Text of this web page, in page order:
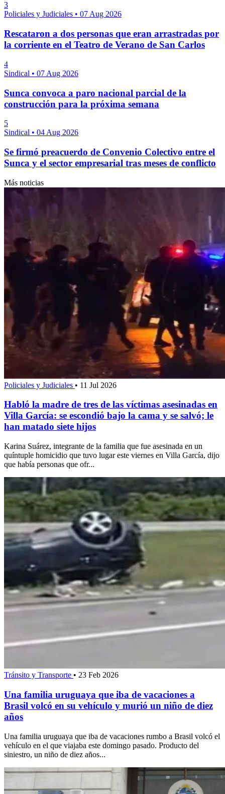
3
Policiales y Judiciales • 07 Aug 2026
Rescataron a dos personas que eran arrastradas por
la corriente en el Teatro de Verano de San Carlos
4
Sindical • 07 Aug 2026
Sunca convoca a paro nacional parcial de la
construcción para la próxima semana
5
Sindical • 04 Aug 2026
Se firmó preacuerdo de Convenio Colectivo entre el
Sunca y el sector empresarial tras meses de conflicto
Más noticias
Policiales y Judiciales • 11 Jul 2026
Habló la madre de tres de las víctimas asesinadas en
Villa García: se escondió bajo la cama y se salvó; le
han matado siete hijos
Karina Suárez, integrante de la familia que fue asesinada en un
quíntuple homicidio que tuvo lugar este viernes en Villa García, dijo
que había personas que ofr...
Tránsito y Transporte • 23 Feb 2026
Una familia uruguaya que iba de vacaciones a
Brasil volcó en su vehículo y murió un niño de diez
años
Una familia uruguaya que iba de vacaciones rumbo a Brasil volcó el
vehículo en el que viajaba este domingo pasado. Producto del
siniestro, un niño de diez años...